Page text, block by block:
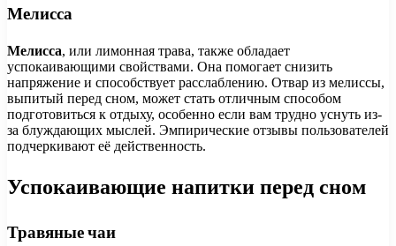
Мелисса
Мелисса, или лимонная трава, также обладает
успокаивающими свойствами. Она помогает снизить
напряжение и способствует расслаблению. Отвар из мелиссы,
выпитый перед сном, может стать отличным способом
подготовиться к отдыху, особенно если вам трудно уснуть из-
за блуждающих мыслей. Эмпирические отзывы пользователей
подчеркивают её действенность.
Успокаивающие напитки перед сном
Травяные чаи